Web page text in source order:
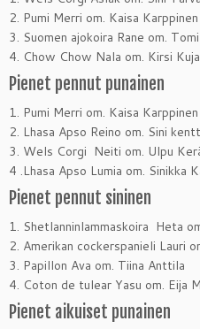
2. Pumi Merri om. Kaisa Karppinen
3. Suomen ajokoira Rane om.
4. Chow Chow Nala om. Kirsi
Pienet pennut punainen
1. Pumi Merri om. Kaisa Karppinen
2. Lhasa Apso Reino om. Sini
3. Wels Corgi Neiti om. Ulpu
4 .Lhasa Apso Lumia om. Sinikka
Pienet pennut sininen
1. Shetlanninlammaskoira Heta
2. Amerikan cockerspanieli Lauri
3. Papillon Ava om. Tiina Anttila
4. Coton de tulear Yasu om. Eija
Pienet aikuiset punainen